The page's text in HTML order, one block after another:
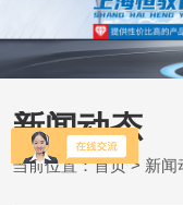
新闻动态
当前位置：首页> 新闻